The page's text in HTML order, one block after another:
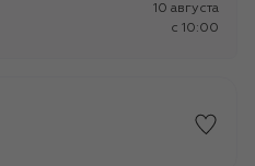
10 августа
c 10:00